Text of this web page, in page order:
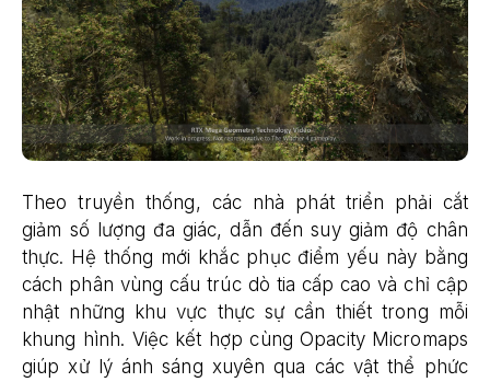
Theo truyền thống, các nhà phát triển phải cắt
giảm số lượng đa giác, dẫn đến suy giảm độ chân
thực. Hệ thống mới khắc phục điểm yếu này bằng
cách phân vùng cấu trúc dò tia cấp cao và chỉ cập
nhật những khu vực thực sự cần thiết trong mỗi
khung hình. Việc kết hợp cùng Opacity Micromaps
giúp xử lý ánh sáng xuyên qua các vật thể phức